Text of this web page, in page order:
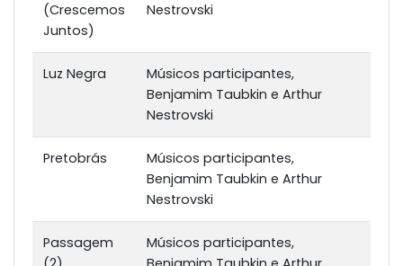
(Crescemos
Juntos)
Nestrovski
Luz Negra
Músicos participantes,
Benjamim Taubkin e Arthur
Nestrovski
Pretobrás
Músicos participantes,
Benjamim Taubkin e Arthur
Nestrovski
Passagem
Músicos participantes,